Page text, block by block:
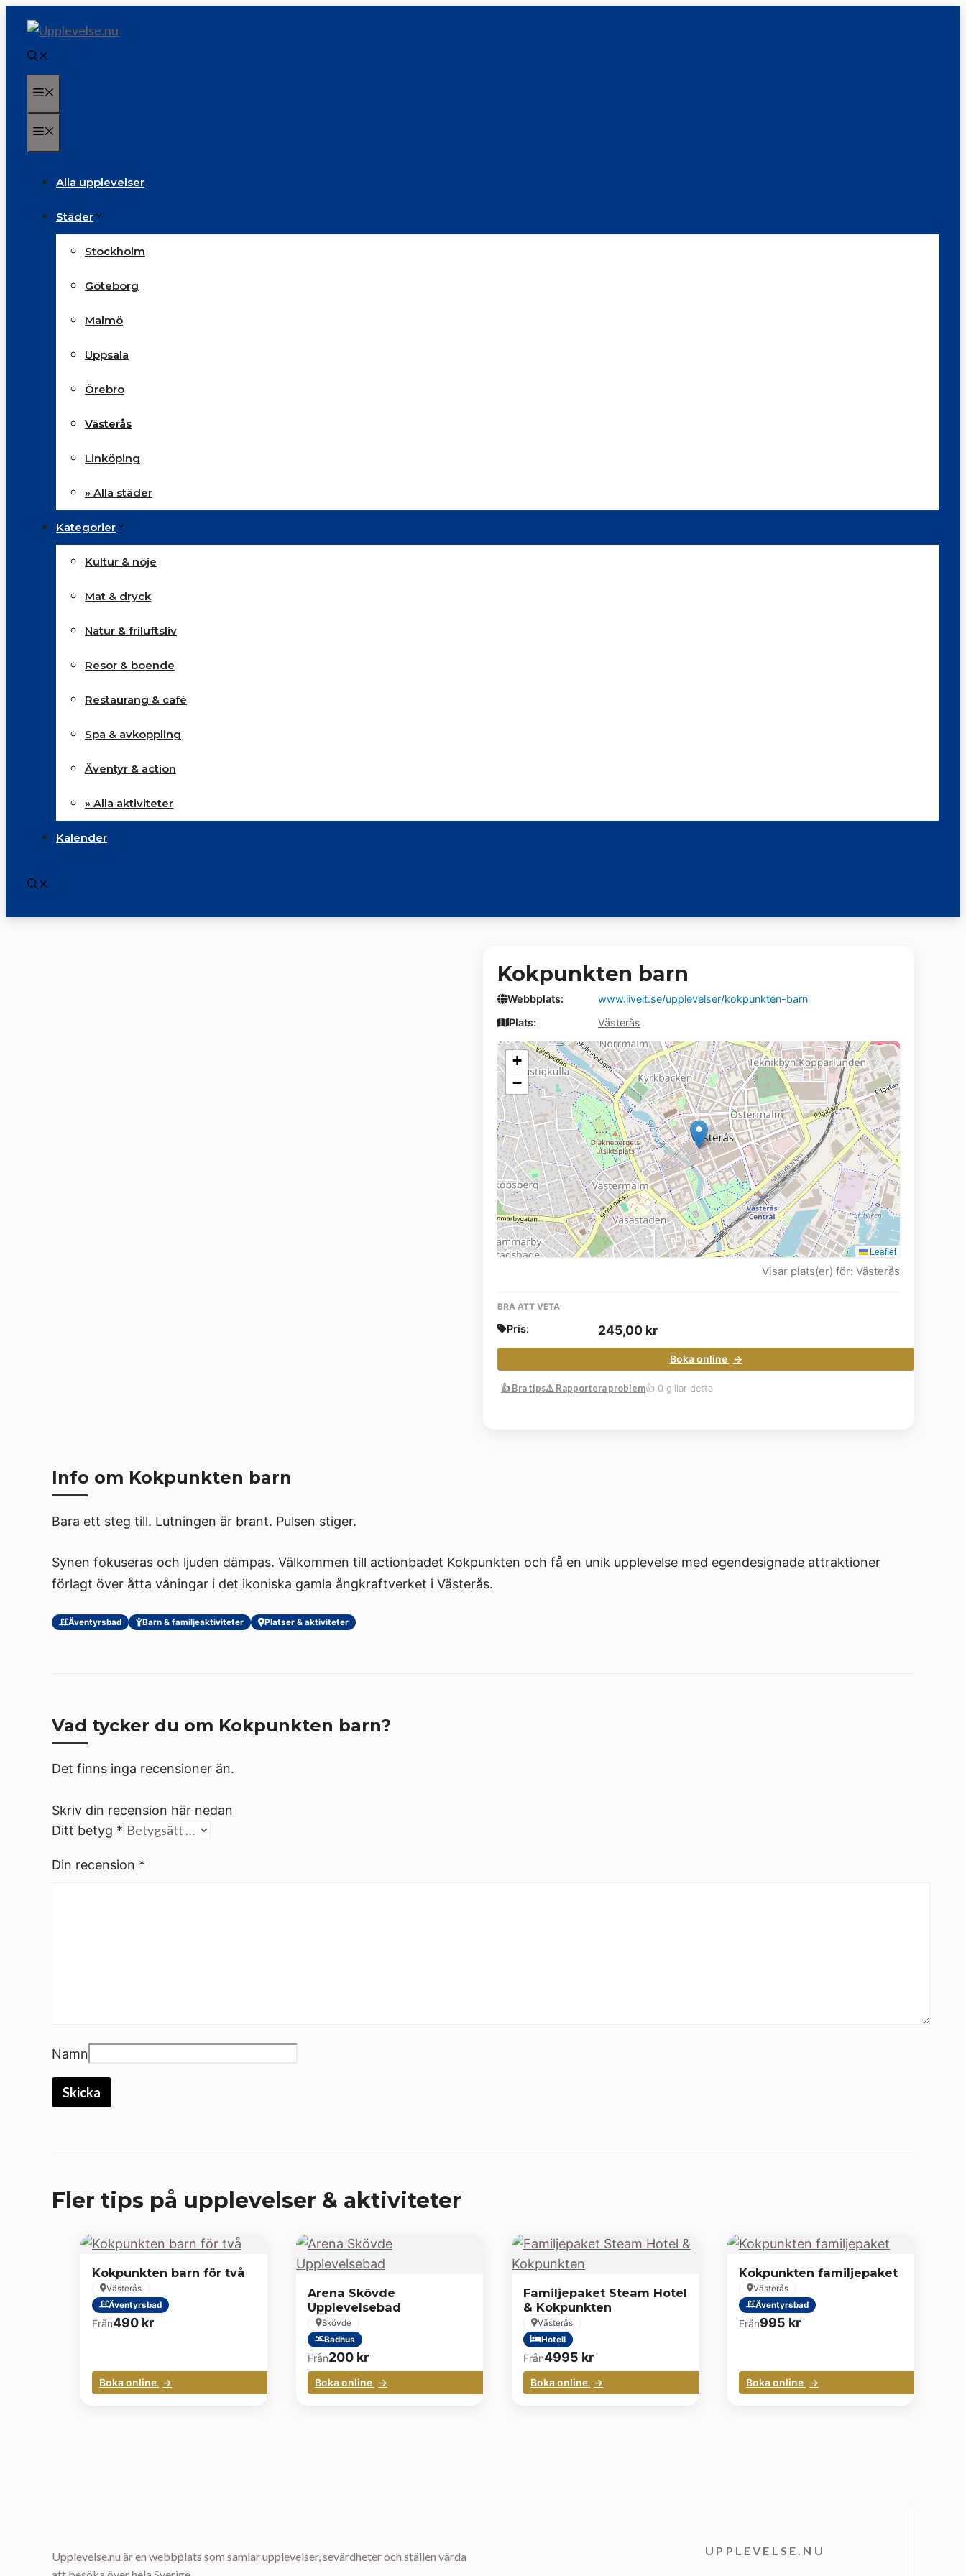
innehåll
Alla upplevelser
Städer
Stockholm
Göteborg
Malmö
Uppsala
Örebro
Västerås
Linköping
» Alla städer
Kategorier
Kultur & nöje
Mat & dryck
Natur & friluftsliv
Resor & boende
Restaurang & café
Spa & avkoppling
Äventyr & action
» Alla aktiviteter
Kalender
Kokpunkten barn
Webbplats:
www.liveit.se/upplevelser/kokpunkten-barn
Plats:
Västerås
+
−
Leaflet
Visar plats(er) för: Västerås
BRA ATT VETA
Pris: 245,00 kr
Boka online
👍 Bra tips⚠️ Rapportera problem👍 0 gillar detta
Info om Kokpunkten barn
Bara ett steg till. Lutningen är brant. Pulsen stiger.
Synen fokuseras och ljuden dämpas. Välkommen till actionbadet Kokpunkten och få en unik upplevelse med egendesignade attraktioner
förlagt över åtta våningar i det ikoniska gamla ångkraftverket i Västerås.
Äventyrsbad Barn & familjeaktiviteter Platser & aktiviteter
Vad tycker du om Kokpunkten barn?
Det finns inga recensioner än.
Skriv din recension här nedan
Ditt betyg *
Din recension *
Namn
Fler tips på upplevelser & aktiviteter
Kokpunkten barn för två
Västerås
Äventyrsbad
Från490 kr
Boka online
Arena Skövde
Upplevelsebad
Skövde
Badhus
Från200 kr
Boka online
Familjepaket Steam Hotel
& Kokpunkten
Västerås
Hotell
Från4995 kr
Boka online
Kokpunkten familjepaket
Västerås
Äventyrsbad
Från995 kr
Boka online
Upplevelse.nu är en webbplats som samlar upplevelser, sevärdheter och ställen värda
UPPLEVELSE.NU